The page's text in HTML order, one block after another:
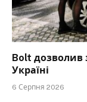
Bolt дозволив
Україні
6 Серпня 2026